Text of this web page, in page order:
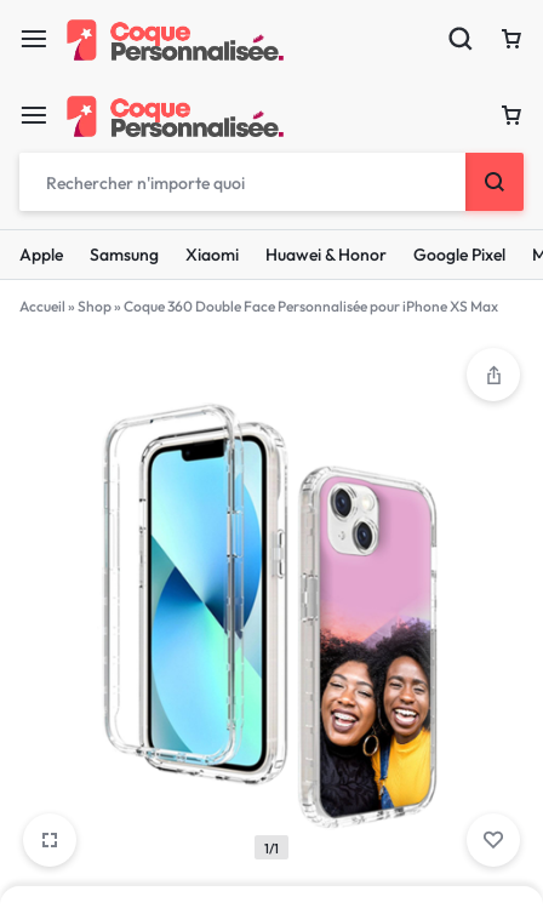
Apple Samsung Xiaomi Huawei & Honor Google Pixel
Accueil » Shop» Coque 360 Double Face Personnalisée pour iPhone XS Max
1/1